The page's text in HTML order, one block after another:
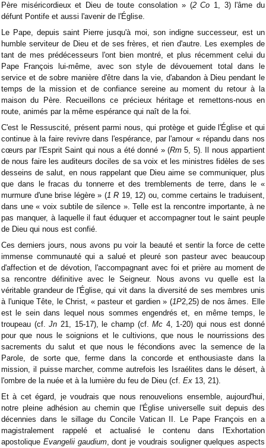
Père miséricordieux et Dieu de toute consolation » (2 Co 1, 3) l'âme du
défunt Pontife et aussi l'avenir de l'Église.
Le Pape, depuis saint Pierre jusqu'à moi, son indigne successeur, est un
humble serviteur de Dieu et de ses frères, et rien d'autre. Les exemples de
tant de mes prédécesseurs l'ont bien montré, et plus récemment celui du
Pape François lui-même, avec son style de dévouement total dans le
service et de sobre manière d'être dans la vie, d'abandon à Dieu pendant le
temps de la mission et de confiance sereine au moment du retour à la
maison du Père. Recueillons ce précieux héritage et remettons-nous en
route, animés par la même espérance qui naît de la foi.
C'est le Ressuscité, présent parmi nous, qui protège et guide l'Église et qui
continue à la faire revivre dans l'espérance, par l'amour « répandu dans nos
cœurs par l'Esprit Saint qui nous a été donné » (Rm 5, 5). Il nous appartient
de nous faire les auditeurs dociles de sa voix et les ministres fidèles de ses
desseins de salut, en nous rappelant que Dieu aime se communiquer, plus
que dans le fracas du tonnerre et des tremblements de terre, dans le «
murmure d'une brise légère » (1 R 19, 12) ou, comme certains le traduisent,
dans une « voix subtile de silence ». Telle est la rencontre importante, à ne
pas manquer, à laquelle il faut éduquer et accompagner tout le saint peuple
de Dieu qui nous est confié.
Ces derniers jours, nous avons pu voir la beauté et sentir la force de cette
immense communauté qui a salué et pleuré son pasteur avec beaucoup
d'affection et de dévotion, l'accompagnant avec foi et prière au moment de
sa rencontre définitive avec le Seigneur. Nous avons vu quelle est la
véritable grandeur de l'Église, qui vit dans la diversité de ses membres unis
à l'unique Tête, le Christ, « pasteur et gardien » (1P2,25) de nos âmes. Elle
est le sein dans lequel nous sommes engendrés et, en même temps, le
troupeau (cf.Jn 21, 15-17), le champ (cf.Mc 4, 1-20) qui nous est donné
pour que nous le soignions et le cultivions, que nous le nourrissions des
sacrements du salut et que nous le fécondions avec la semence de la
Parole, de sorte que, ferme dans la concorde et enthousiaste dans la
mission, il puisse marcher, comme autrefois les Israélites dans le désert, à
l'ombre de la nuée et à la lumière du feu de Dieu (cf. Ex 13, 21).
Et à cet égard, je voudrais que nous renouvelions ensemble, aujourd'hui,
notre pleine adhésion au chemin que l'Église universelle suit depuis des
décennies dans le sillage du Concile Vatican II. Le Pape François en a
magistralement rappelé et actualisé le contenu dans l'Exhortation
apostolique Evangelii gaudium, dont je voudrais souligner quelques aspects